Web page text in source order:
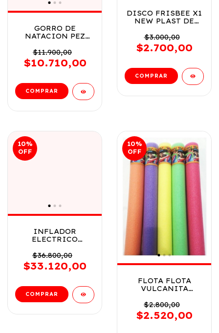
GORRO DE
NATACION PEZ
NARANJA
$11.900,00
$10.710,00
DISCO FRISBEE X1
NEW PLAST DE
FRISBEE12
$3.000,00
$2.700,00
10%
OFF
INFLADOR
ELECTRICO
POWERTOUCH AIR
PUMP COD 62252
$36.800,00
$33.120,00
10%
OFF
FLOTA FLOTA
VULCANITA
8887
$2.800,00
$2.520,00